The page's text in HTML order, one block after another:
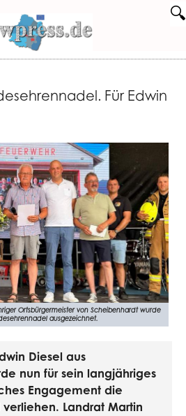
🔍
Für Edwin
Ortsbürgermeister von Scheibenhardt wurde
ausgezeichnet.
Diesel aus
nun für sein langjähriges
Engagement die
Landrat Martin